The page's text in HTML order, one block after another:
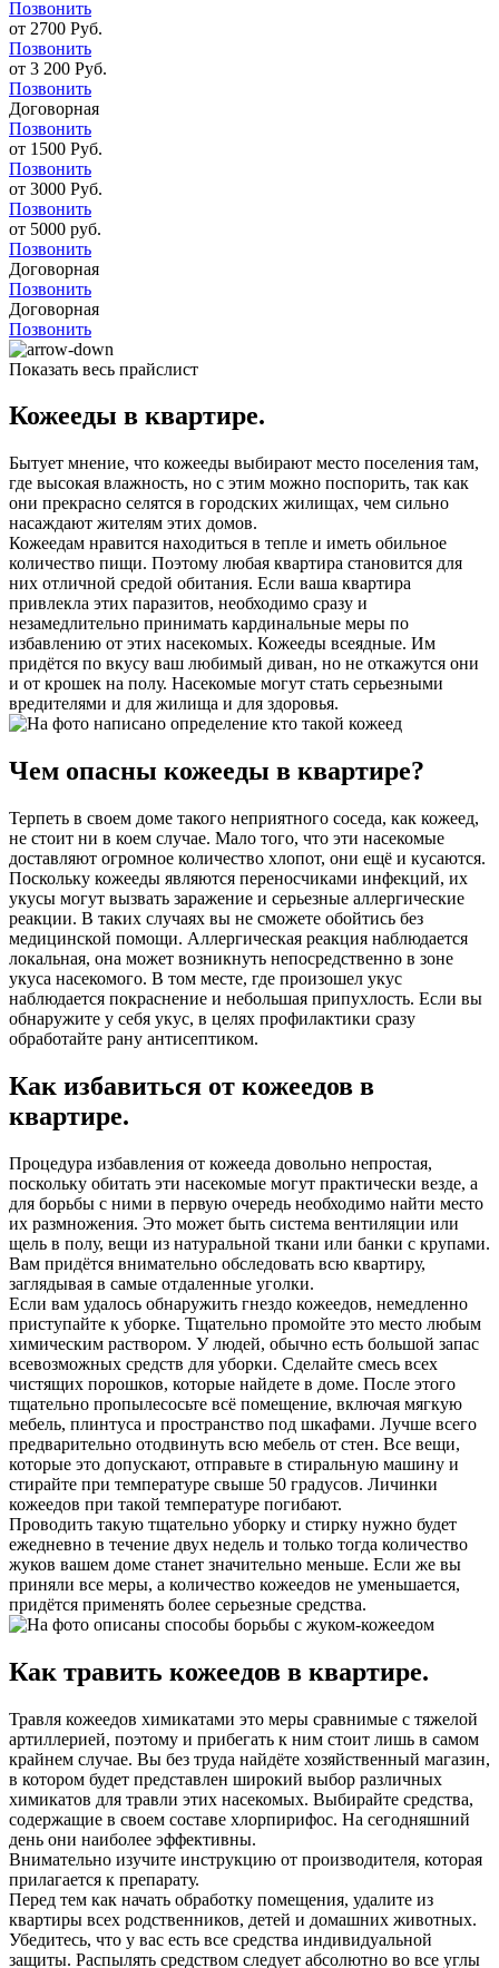
Позвонить
от 2700 Руб.
Позвонить
от 3 200 Руб.
Позвонить
Договорная
Позвонить
от 1500 Руб.
Позвонить
от 3000 Руб.
Позвонить
от 5000 руб.
Позвонить
Договорная
Позвонить
Договорная
Позвонить
Показать весь прайслист
Кожееды в квартире.
Бытует мнение, что кожееды выбирают место поселения там,
где высокая влажность, но с этим можно поспорить, так как
они прекрасно селятся в городских жилищах, чем сильно
насаждают жителям этих домов.
Кожеедам нравится находиться в тепле и иметь обильное
количество пищи. Поэтому любая квартира становится для
них отличной средой обитания. Если ваша квартира
привлекла этих паразитов, необходимо сразу и
незамедлительно принимать кардинальные меры по
избавлению от этих насекомых. Кожееды всеядные. Им
придётся по вкусу ваш любимый диван, но не откажутся они
и от крошек на полу. Насекомые могут стать серьезными
вредителями и для жилища и для здоровья.
Чем опасны кожееды в квартире?
Терпеть в своем доме такого неприятного соседа, как кожеед,
не стоит ни в коем случае. Мало того, что эти насекомые
доставляют огромное количество хлопот, они ещё и кусаются.
Поскольку кожееды являются переносчиками инфекций, их
укусы могут вызвать заражение и серьезные аллергические
реакции. В таких случаях вы не сможете обойтись без
медицинской помощи. Аллергическая реакция наблюдается
локальная, она может возникнуть непосредственно в зоне
укуса насекомого. В том месте, где произошел укус
наблюдается покраснение и небольшая припухлость. Если вы
обнаружите у себя укус, в целях профилактики сразу
обработайте рану антисептиком.
Как избавиться от кожеедов в
квартире.
Процедура избавления от кожееда довольно непростая,
поскольку обитать эти насекомые могут практически везде, а
для борьбы с ними в первую очередь необходимо найти место
их размножения. Это может быть система вентиляции или
щель в полу, вещи из натуральной ткани или банки с крупами.
Вам придётся внимательно обследовать всю квартиру,
заглядывая в самые отдаленные уголки.
Если вам удалось обнаружить гнездо кожеедов, немедленно
приступайте к уборке. Тщательно промойте это место любым
химическим раствором. У людей, обычно есть большой запас
всевозможных средств для уборки. Сделайте смесь всех
чистящих порошков, которые найдете в доме. После этого
тщательно пропылесосьте всё помещение, включая мягкую
мебель, плинтуса и пространство под шкафами. Лучше всего
предварительно отодвинуть всю мебель от стен. Все вещи,
которые это допускают, отправьте в стиральную машину и
стирайте при температуре свыше 50 градусов. Личинки
кожеедов при такой температуре погибают.
Проводить такую тщательно уборку и стирку нужно будет
ежедневно в течение двух недель и только тогда количество
жуков вашем доме станет значительно меньше. Если же вы
приняли все меры, а количество кожеедов не уменьшается,
придётся применять более серьезные средства.
Как травить кожеедов в квартире.
Травля кожеедов химикатами это меры сравнимые с тяжелой
артиллерией, поэтому и прибегать к ним стоит лишь в самом
крайнем случае. Вы без труда найдёте хозяйственный магазин,
в котором будет представлен широкий выбор различных
химикатов для травли этих насекомых. Выбирайте средства,
содержащие в своем составе хлорпирифос. На сегодняшний
день они наиболее эффективны.
Внимательно изучите инструкцию от производителя, которая
прилагается к препарату.
Перед тем как начать обработку помещения, удалите из
квартиры всех родственников, детей и домашних животных.
Убедитесь, что у вас есть все средства индивидуальной
защиты. Распылять средством следует абсолютно во все углы